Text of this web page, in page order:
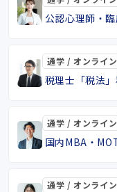
公認心理師・
通学 / オンライン
税理士「税法
通学 / オンライン
国内MBA・
通学 / オンライン